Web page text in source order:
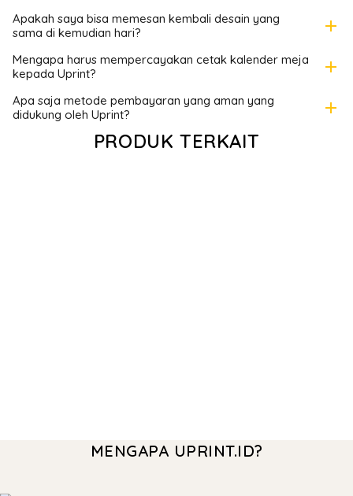
Apakah saya bisa memesan kembali desain yang
sama di kemudian hari?
add
Mengapa harus mempercayakan cetak kalender meja
kepada Uprint?
add
Apa saja metode pembayaran yang aman yang
didukung oleh Uprint?
add
PRODUK TERKAIT
MENGAPA UPRINT.ID?